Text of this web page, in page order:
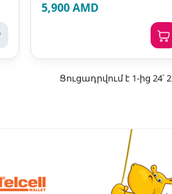
5,900 AMD
Ցուցադրվում է 1-ից 24՝